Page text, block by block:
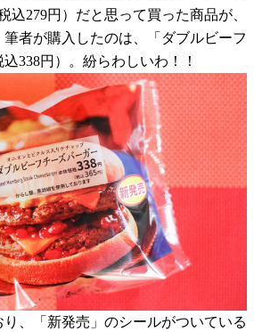
279円）だと思って買った商品が、
者が購入したのは、「ダブルビーフ
338円）。紛らわしいわ！！
、「新発売」のシールがついている